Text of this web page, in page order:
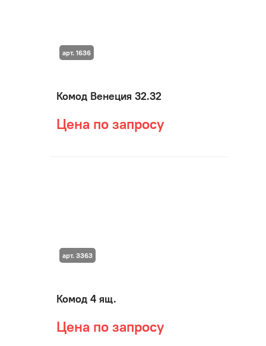
Комод Венеция 32.32
Цена по запросу
арт. 1636
Комод 4 ящ.
Цена по запросу
арт. 3363